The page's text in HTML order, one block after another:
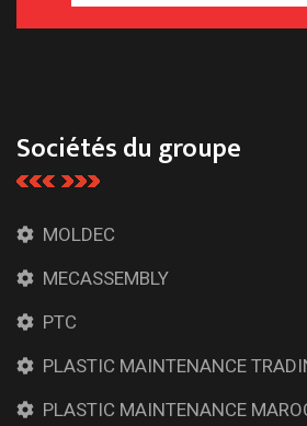
Sociétés du groupe
MOLDEC
MECASSEMBLY
PTC
PLASTIC MAINTENANCE
PLASTIC MAINTENANCE